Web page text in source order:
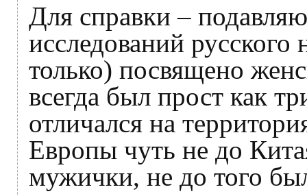
Для справки –
исследований
только) посвящено
всегда был прост как
отличался на
Европы чуть не до
мужички, не до того